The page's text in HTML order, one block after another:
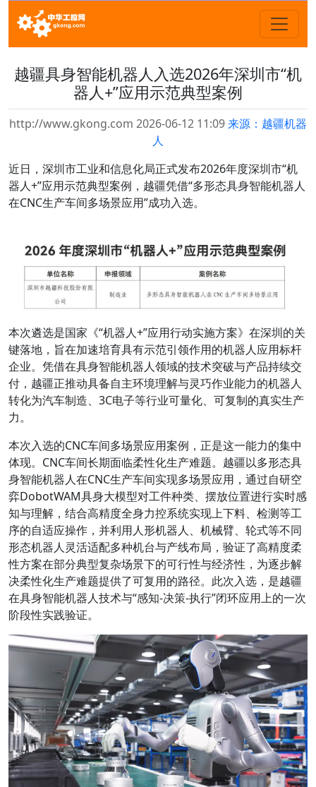
越疆具身智能机器人入选2026年深圳市“机
器人+”应用示范典型案例
http://www.gkong.com 2026-06-12 11:09来源：越疆机器
人
近日，深圳市工业和信息化局正式发布2026年度深圳市“机
器人+”应用示范典型案例，越疆凭借“多形态具身智能机器人
在CNC生产车间多场景应用”成功入选。
本次遴选是国家《“机器人+”应用行动实施方案》在深圳的关
键落地，旨在加速培育具有示范引领作用的机器人应用标杆
企业。凭借在具身智能机器人领域的技术突破与产品持续交
付，越疆正推动具备自主环境理解与灵巧作业能力的机器人
转化为汽车制造、3C电子等行业可量化、可复制的真实生产
力。
本次入选的CNC车间多场景应用案例，正是这一能力的集中
体现。CNC车间长期面临柔性化生产难题。越疆以多形态具
身智能机器人在CNC生产车间实现多场景应用，通过自研空
弈DobotWAM具身大模型对工件种类、摆放位置进行实时感
知与理解，结合高精度全身力控系统实现上下料、检测等工
序的自适应操作，并利用人形机器人、机械臂、轮式等不同
形态机器人灵活适配多种机台与产线布局，验证了高精度柔
性方案在部分典型复杂场景下的可行性与经济性，为逐步解
决柔性化生产难题提供了可复用的路径。此次入选，是越疆
在具身智能机器人技术与“感知-决策-执行”闭环应用上的一次
阶段性实践验证。